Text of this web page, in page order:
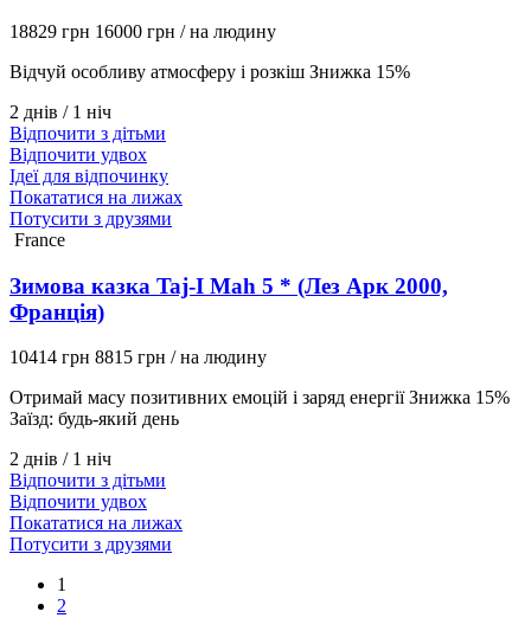
18829 грн 16000 грн / на людину
Відчуй особливу атмосферу і розкіш Знижка 15%
2 днів / 1 ніч
Відпочити з дітьми
Відпочити удвох
Ідеї для відпочинку
Покататися на лижах
Потусити з друзями
France
Зимова казка Taj-I Mah 5 * (Лез Арк 2000,
Франція)
10414 грн 8815 грн / на людину
Отримай масу позитивних емоцій і заряд енергії Знижка 15%
Заїзд: будь-який день
2 днів / 1 ніч
Відпочити з дітьми
Відпочити удвох
Покататися на лижах
Потусити з друзями
1
2